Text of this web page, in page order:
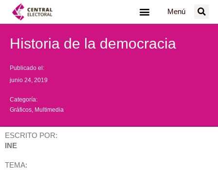
Menú
Historia de la democracia
Publicado el:
junio 24, 2019
Categoría:
Gráficos Multimedia
ESCRITO POR:
INE
TEMA: